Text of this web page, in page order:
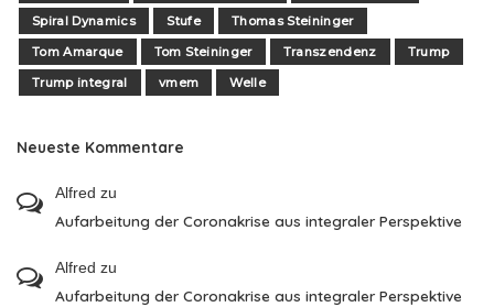
Spiral Dynamics
Stufe
Thomas Steininger
Tom Amarque
Tom Steininger Transzendenz
Trump
Trump integral
vmem Welle
Neueste Kommentare
Alfred zu
Aufarbeitung der Coronakrise aus integraler Perspektive
Alfred zu
Aufarbeitung der Coronakrise aus integraler Perspektive